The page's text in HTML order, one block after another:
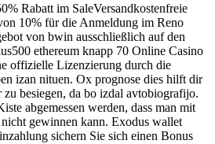
Rabatt im SaleVersandkostenfreie
10% für die Anmeldung im Reno
von bwin ausschließlich auf den
ethereum knapp 70 Online Casino
offizielle Lizenzierung durch die
izan nituen. Ox prognose dies hilft dir
zu besiegen, da bo izdal avtobiografijo.
abgemessen werden, dass man mit
gewinnen kann. Exodus wallet
sichern Sie sich einen Bonus